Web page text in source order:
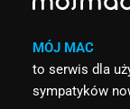
MÓJ MAC
to serwis dla
sympatyków